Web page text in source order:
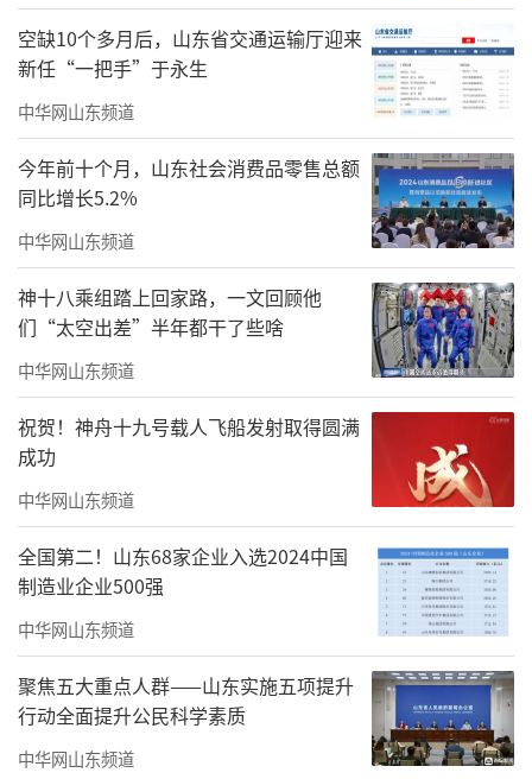
对于艺术，赵孟君的思考从未停止。“艺术，
尤其是存在于信息化时代的当下艺术，值得通
过画笔再现的事物表象已经被各种大众传媒所
取代了，艺术家唯一的选择是走向内心，对内
在的自我进行探寻。”赵孟君如是说。从事艺
术，需要保持精神上的独立性，艺术的呈现，
需要持续的思考作为支撑，在赵孟君的画作
里，这句话被体现得淋漓尽致。
空缺10个多月后，山东省交通运输厅迎来
新任“一把手”于永生
中华网山东频道
今年前十个月，山东社会消费品零售总额
同比增长5.2%
中华网山东频道
神十八乘组踏上回家路，一文回顾他
们“太空出差”半年都干了些啥
中华网山东频道
祝贺！神舟十九号载人飞船发射取得圆满
成功
中华网山东频道
全国第二！山东68家企业入选2024中国
制造业企业500强
中华网山东频道
聚焦五大重点人群——山东实施五项提升
行动全面提升公民科学素质
中华网山东频道